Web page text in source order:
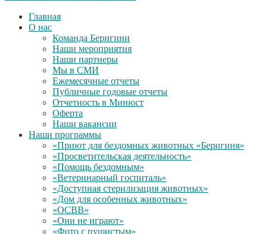
Главная
О нас
Команда Беригини
Наши мероприятия
Наши партнеры
Мы в СМИ
Ежемесячные отчеты
Публичные годовые отчеты
Отчетность в Минюст
Оферта
Наши вакансии
Наши программы
«Приют для бездомных животных «Беригиня»
«Просветительская деятельность»
«Помощь бездомным»
«Ветеринарный госпиталь»
«Доступная стерилизация животных»
«Дом для особенных животных»
«ОСВВ»
«Они не играют»
«Фото с пушистым»